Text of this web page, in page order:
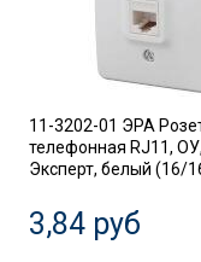
11-3202-01 ЭРА
телефонная RJ11,
Эксперт, белый (16/
3,84 руб